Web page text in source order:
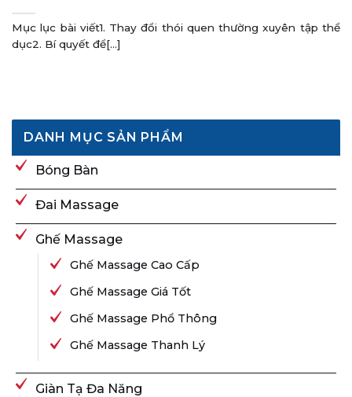
Mục lục bài viết1. Thay đổi thói quen thường xuyên tập thể
dục2. Bí quyết để[...]
DANH MỤC SẢN PHẨM
Bóng Bàn
Đai Massage
Ghế Massage
Ghế Massage Cao Cấp
Ghế Massage Giá Tốt
Ghế Massage Phổ Thông
Ghế Massage Thanh Lý
Giàn Tạ Đa Năng